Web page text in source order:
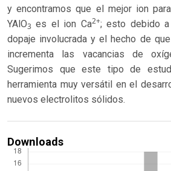
y encontramos que el mejor ion
YAlO3 es el ion Ca2+; esto debido
dopaje involucrada y el hecho de
incrementa las vacancias de
Sugerimos que este tipo de
herramienta muy versátil en el
nuevos electrolitos sólidos.
Downloads